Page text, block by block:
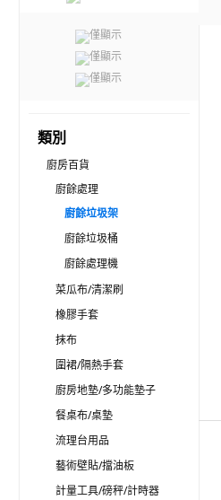
僅顯示
僅顯示
僅顯示
類別
廚房百貨
廚餘處理
廚餘垃圾架
廚餘垃圾桶
廚餘處理機
菜瓜布/清潔刷
橡膠手套
抹布
圍裙/隔熱手套
廚房地墊/多功能墊子
餐桌布/桌墊
流理台用品
藝術壁貼/擋油板
計量工具/磅秤/計時器